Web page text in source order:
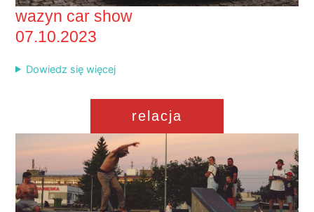
wazyn car show
07.10.2023
Dowiedz się więcej
relacja